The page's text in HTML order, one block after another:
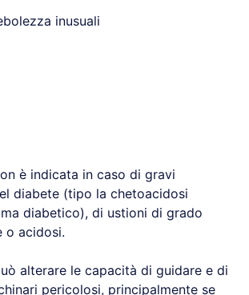
inusuali
è indicata in caso di gravi
diabete (tipo la chetoacidosi
diabetico), di ustioni di grado
o acidosi.
alterare le capacità di guidare e di
pericolosi, principalmente se